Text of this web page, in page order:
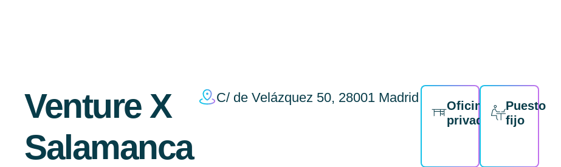
Venture X
Salamanca
C/ de Velázquez 50, 28001 Madrid
Oficina
privada
Puesto
fijo